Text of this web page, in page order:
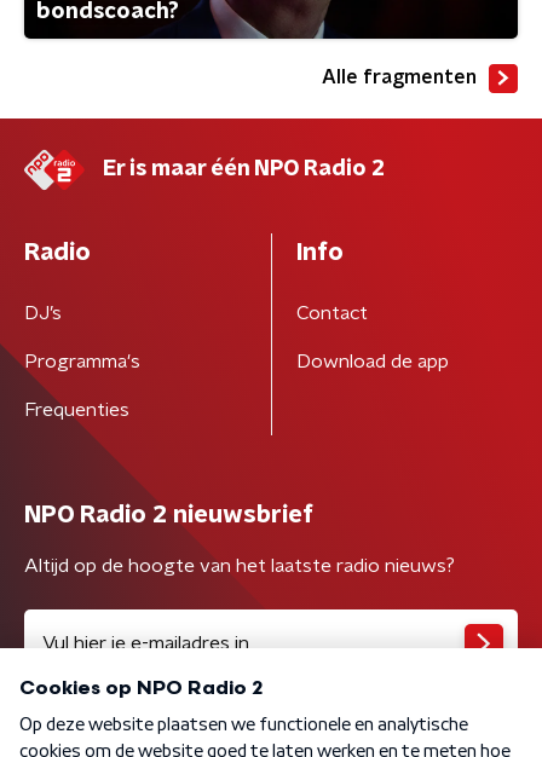
bondscoach?
Alle fragmenten
Er is maar één NPO Radio 2
Radio
DJ’s
Programma's
Frequenties
Info
Contact
Download de app
NPO Radio 2 nieuwsbrief
Altijd op de hoogte van het laatste radio nieuws?